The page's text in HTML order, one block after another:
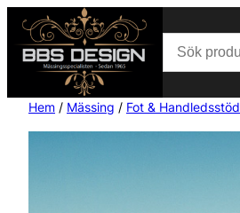
Hem / Mässing / Fot & Handledsstöd